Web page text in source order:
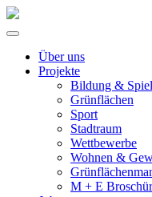
Über uns
Projekte
Bildung & Spiel
Grünflächen
Sport
Stadtraum
Wettbewerbe
Wohnen &
M + E